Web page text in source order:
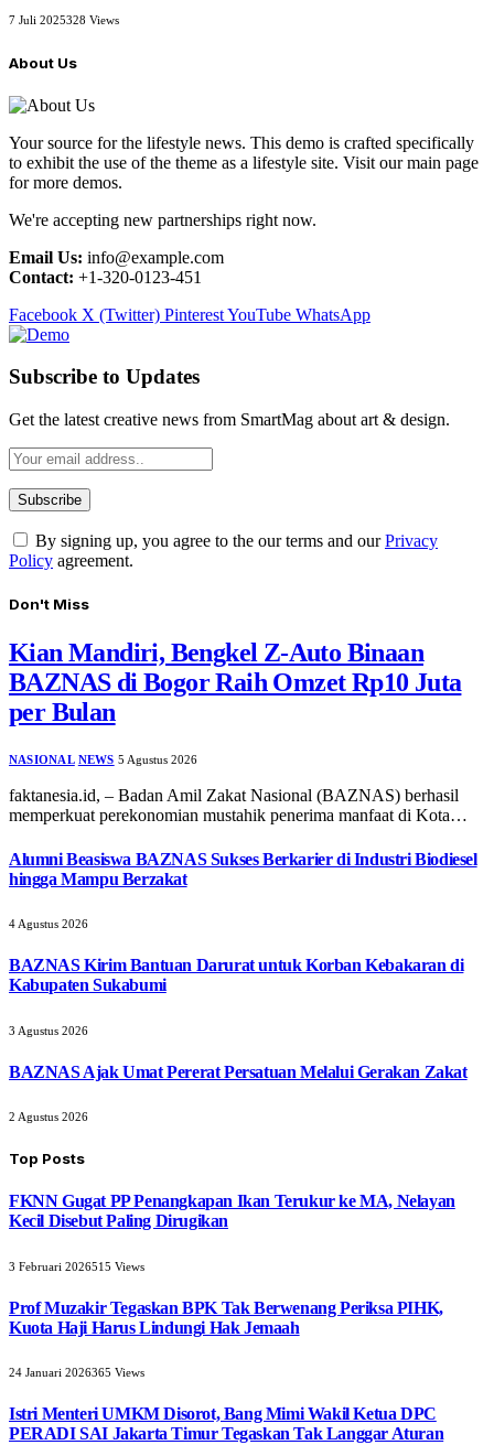
7 Juli 2025328 Views
About Us
Your source for the lifestyle news. This demo is crafted specifically
to exhibit the use of the theme as a lifestyle site. Visit our main page
for more demos.
We're accepting new partnerships right now.
Email Us: info@example.com
Contact: +1-320-0123-451
Facebook X (Twitter) PinterestYouTube WhatsApp
Subscribe to Updates
Get the latest creative news from SmartMag about art & design.
By signing up, you agree to the our terms and ourPrivacy
Policy agreement.
Don't Miss
Kian Mandiri, Bengkel Z-Auto Binaan
BAZNAS di Bogor Raih Omzet Rp10 Juta
per Bulan
NASIONAL NEWS 5 Agustus 2026
faktanesia.id, – ​Badan Amil Zakat Nasional (BAZNAS) berhasil
memperkuat perekonomian mustahik penerima manfaat di Kota…
Alumni Beasiswa BAZNAS Sukses Berkarier di Industri Biodiesel
hingga Mampu Berzakat
4 Agustus 2026
BAZNAS Kirim Bantuan Darurat untuk Korban Kebakaran di
Kabupaten Sukabumi
3 Agustus 2026
BAZNAS Ajak Umat Pererat Persatuan Melalui Gerakan Zakat
2 Agustus 2026
Top Posts
FKNN Gugat PP Penangkapan Ikan Terukur ke MA, Nelayan
Kecil Disebut Paling Dirugikan
3 Februari 2026515 Views
Prof Muzakir Tegaskan BPK Tak Berwenang Periksa PIHK,
Kuota Haji Harus Lindungi Hak Jemaah
24 Januari 2026365 Views
Istri Menteri UMKM Disorot, Bang Mimi Wakil Ketua DPC
PERADI SAI Jakarta Timur Tegaskan Tak Langgar Aturan